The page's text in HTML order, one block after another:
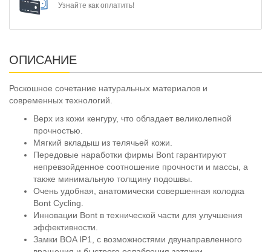
Узнайте как оплатить!
ОПИСАНИЕ
Роскошное сочетание натуральных материалов и
современных технологий.
Верх из кожи кенгуру, что обладает великолепной
прочностью.
Мягкий вкладыш из телячьей кожи.
Передовые наработки фирмы Bont гарантируют
непревзойденное соотношение прочности и массы, а
также минимальную толщину подошвы.
Очень удобная, анатомически совершенная колодка
Bont Cycling.
Инновации Bont в технической части для улучшения
эффективности.
Замки BOA IP1, с возможностями двунаправленного